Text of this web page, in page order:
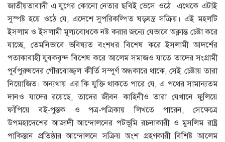
জাতীয়তাবাদী এ যুগের কোনো নেতার ছবিই ভেসে ওঠে। এথেকে এটাই
সুস্পষ্ট হয়ে ওঠে যে, এদেশে সুপরিকল্পিত ষড়যন্ত্র সক্রিয়। এই মহলটি
ইসলাম ও ইসলামী মূল্যবোধকে নষ্ট করার জন্যে যেভাবে অক্লান্ত চেষ্টা করে
যাচ্ছে, তেমনিভাবে ভবিষ্যত বংশধর বিশেষ করে ইসলামী আদর্শের
পতাকাবাহী যুবকবৃন্দ বিশেষ করে আলেম সমাজও যাতে তাদের সংগ্রামী
পূর্বপুরুষদের গৌরবোজ্জ্বল কীর্তি সম্পূর্ণ অন্ধকারে থাকে, সেই চেষ্টায় তারা
নিয়োজিত। অন্যথায় এর কি যুক্তি থাকতে পারে যে, এ পথের সামান্যতম
দানও যাদের রয়েছে, তাদের জীবন কাহিনীও তারা যেখানে ফুলিয়ে
ফাঁপিয়ে বই-পুস্তক ও পত্র-পত্রিকায় লিখতে পারেন, সেক্ষেত্রে
উপমহাদেশের আজাদী আন্দোলনের পটভূমি রচনাকারী ও মুসলিম রাষ্ট্র
পাকিস্তান প্রতিষ্ঠার আন্দোলনে সক্রিয় অংশ গ্রহণকারী বিশিষ্ট আলেম